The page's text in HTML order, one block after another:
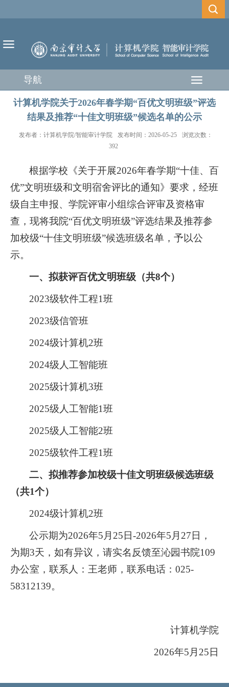
导航
计算机学院关于2026年春学期“百优文明班级”评选
结果及推荐“十佳文明班级”候选名单的公示
发布者：计算机学院/智能审计学院 发布时间：2026-05-25
浏览次数：
392
根据学校《关于开展2026年春学期“十佳、百
优”文明班级和文明宿舍评比的通知》要求，经班
级自主申报、学院评审小组综合评审及资格审
查，现将我院“百优文明班级”评选结果及推荐参
加校级“十佳文明班级”候选班级名单 ， 予以公
示。
一、拟获评百优文明班级（共8个）
2023级软件工程1班
2023级信管班
2024级计算机2班
2024级人工智能班
2025级计算机3班
2025级人工智能1班
2025级人工智能2班
2025级软件工程1班
二、拟推荐参加校级十佳文明班级候选班级
（共1个）
2024级计算机2班
公示期为2026年5月25日-2026年5月 27日，
为期3天，如有异议， 请实名反馈至沁园书院109
办公室 ，联系人：王老师，联系电话： 025-
5831 2139。
计算机学院
2026年5月25日